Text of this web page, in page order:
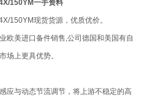
150YM一手资料
150YM现货货源，优质优价。
欧美进口备件销售,公司德国和美国有自
场上更具优势。
应与动态节流调节，将上游不稳定的高